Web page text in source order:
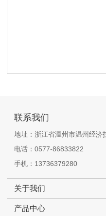
联系我们
地址：浙江省温州市温州经济
电话：0577-86833822
手机：13736379280
关于我们
产品中心